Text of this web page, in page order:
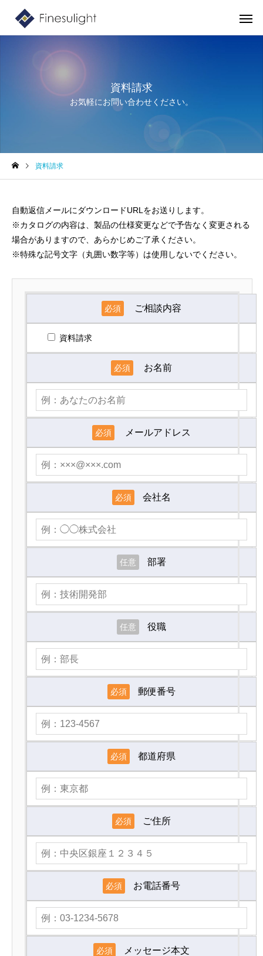
資料請求
お気軽にお問い合わせください。
資料請求
自動返信メールにダウンロードURLをお送りします。
※カタログの内容は、製品の仕様変更などで予告なく変更される
場合がありますので、あらかじめご了承ください。
※特殊な記号文字（丸囲い数字等）は使用しないでください。
必須 ご相談内容
資料請求
必須 お名前
必須 メールアドレス
必須 会社名
任意 部署
任意 役職
必須 郵便番号
必須 都道府県
必須 ご住所
必須 お電話番号
必須 メッセージ本文